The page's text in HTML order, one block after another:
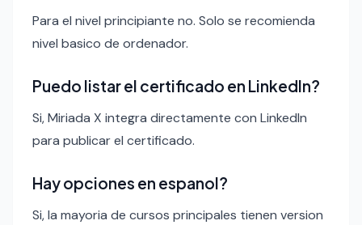
Para el nivel principiante no. Solo se recomienda
nivel basico de ordenador.
Puedo listar el certificado en LinkedIn?
Si, Miriada X integra directamente con LinkedIn
para publicar el certificado.
Hay opciones en espanol?
Si, la mayoria de cursos principales tienen version